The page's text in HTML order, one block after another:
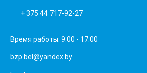
+ 375 44 717-92-27
Время работы: 9:00 - 17:00
bzp.bel@yandex.by